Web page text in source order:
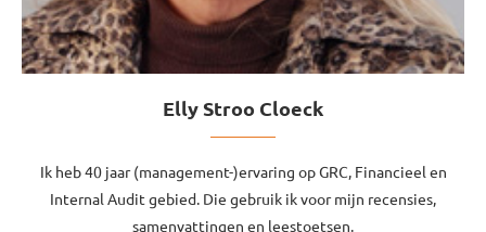
Elly Stroo Cloeck
Ik heb 40 jaar (management-)ervaring op GRC, Financieel en
Internal Audit gebied. Die gebruik ik voor mijn recensies,
samenvattingen en leestoetsen.